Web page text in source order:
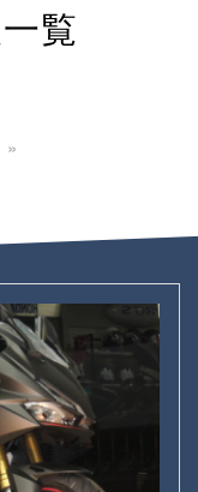
一覧
»